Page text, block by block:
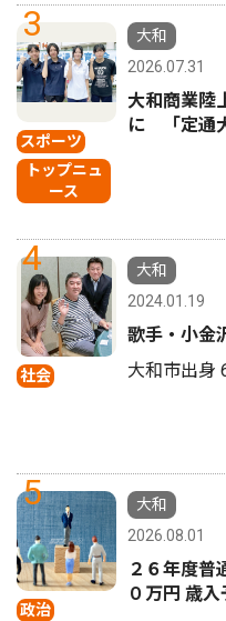
3
スポーツ
トップニュ
ース
大和
2026.07.31
大和商業陸
に 「定通
4
社会
大和
2024.01.19
歌手・小金
大和市出身
5
政治
大和
2026.08.01
２６年度普
０万円 歳